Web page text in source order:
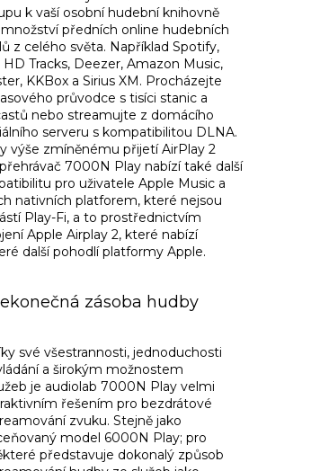
k vaší osobní hudební knihovně
předních online hudebních
z celého světa. Například Spotify,
HD Tracks, Deezer, Amazon Music,
KKBox a Sirius XM. Procházejte
průvodce s tisíci stanic a
nebo streamujte z domácího
serveru s kompatibilitou DLNA.
výše zmíněnému přijetí AirPlay 2
7000N Play nabízí také další
pro uživatele Apple Music a
nativních platforem, které nejsou
Play-Fi, a to prostřednictvím
Apple Airplay 2, které nabízí
další pohodlí platformy Apple.
zásoba hudby
své všestrannosti, jednoduchosti
a širokým možnostem
je audiolab 7000N Play velmi
řešením pro bezdrátové
zvuku. Stejně jako
model 6000N Play; pro
představuje dokonalý způsob